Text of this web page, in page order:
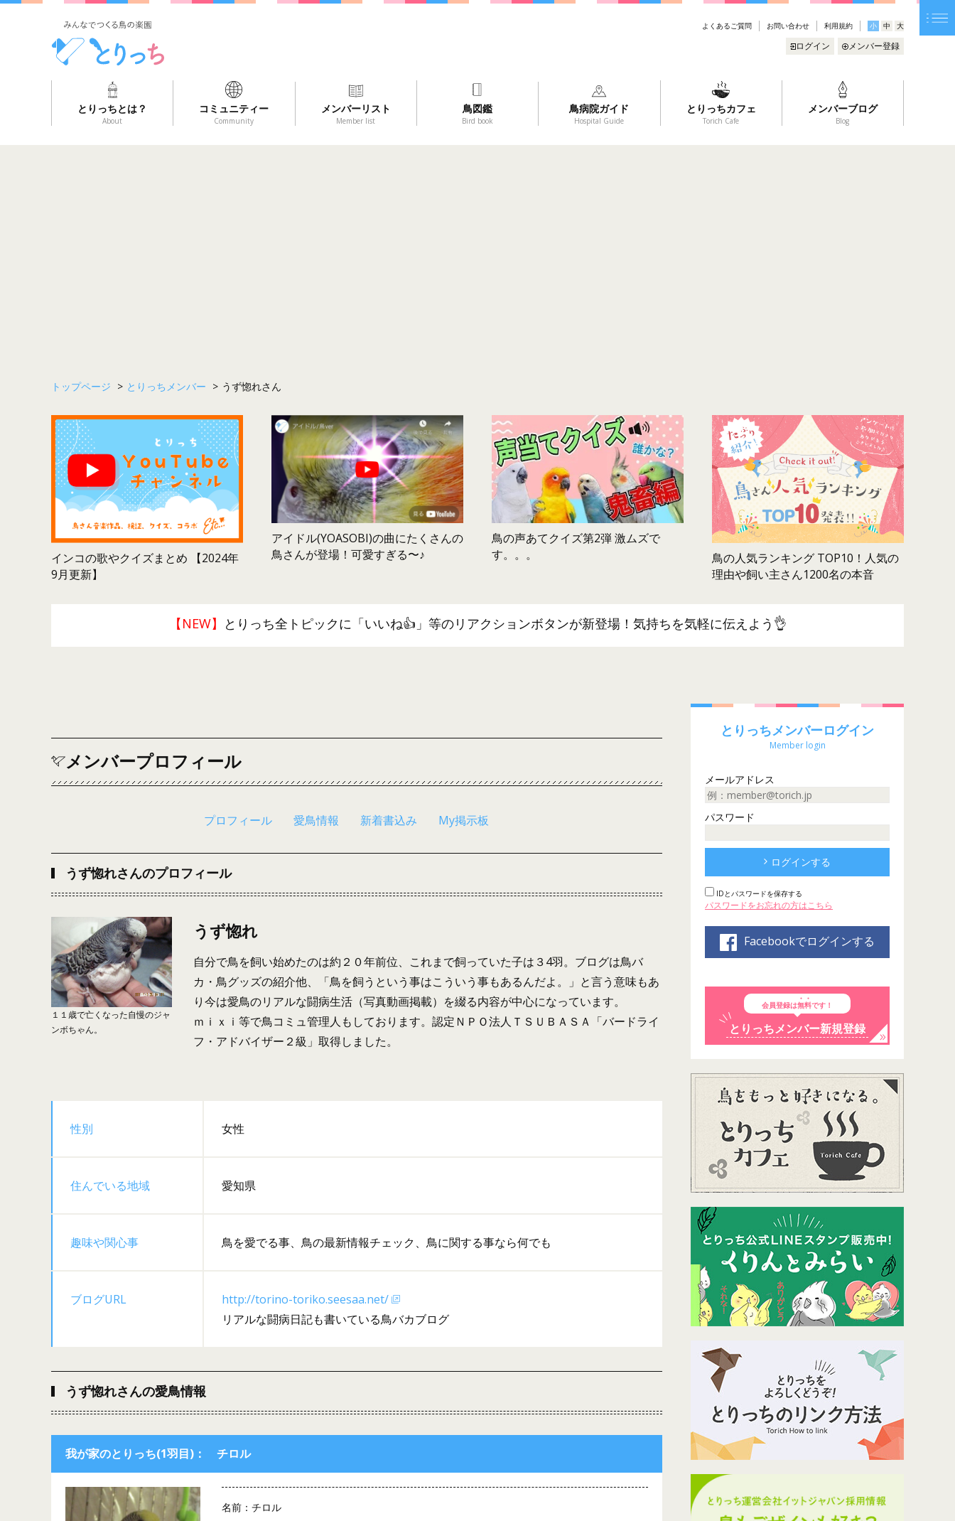
よくあるご質問 お問い合わせ 利用規約 小 中 大
ログイン メンバー登録
とりっちとは？
About
コミュニティー
Community
メンバーリスト
Member list
鳥図鑑
Bird book
鳥病院ガイド
Hospital Guide
とりっちカフェ
Torich Cafe
メンバーブログ
Blog
トップページ > とりっちメンバー > うず惚れさん
インコの歌やクイズまとめ 【2024年
9月更新】
アイドル(YOASOBI)の曲にたくさんの
鳥さんが登場！可愛すぎる〜♪
鳥の声あてクイズ第2弾 激ムズで
す。。。
鳥の人気ランキング TOP10！人気の
理由や飼い主さん1200名の本音
【NEW】 とりっち全トピックに「いいね👍」等のリアクションボタンが新登場！気持ちを気軽に伝えよう👌
メンバープロフィール
プロフィール 愛鳥情報 新着書込み My掲示板
うず惚れさんのプロフィール
１１歳で亡くなった自慢のジャ
ンボちゃん。
うず惚れ
自分で鳥を飼い始めたのは約２０年前位、これまで飼っていた子は３4羽。ブログは鳥バ
カ・鳥グッズの紹介他、「鳥を飼うという事はこういう事もあるんだよ。」と言う意味もあ
り今は愛鳥のリアルな闘病生活（写真動画掲載）を綴る内容が中心になっています。
ｍｉｘｉ等で鳥コミュ管理人もしております。認定ＮＰＯ法人ＴＳＵＢＡＳＡ「バードライ
フ・アドバイザー２級」取得しました。
性別 女性
住んでいる地域 愛知県
趣味や関心事 鳥を愛でる事、鳥の最新情報チェック、鳥に関する事なら何でも
ブログURL
http://torino-toriko.seesaa.net/
リアルな闘病日記も書いている鳥バカブログ
うず惚れさんの愛鳥情報
我が家のとりっち(1羽目)： チロル
名前：チロル
とりっちメンバーログイン
Member login
メールアドレス
パスワード
ログインする
IDとパスワードを保存する
パスワードをお忘れの方はこちら
Facebookでログインする
会員登録は無料です！
とりっちメンバー新規登録